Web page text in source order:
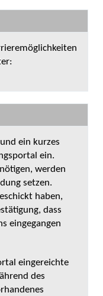
ein kurzes
ein.
werden
setzen.
haben,
dass
eingegangen
eingereichte
des